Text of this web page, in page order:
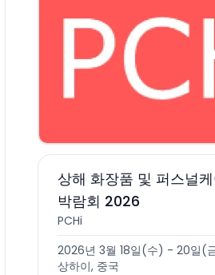
상해 화장품 및 퍼스널
박람회 2026
PCHi
2026년 3월 18일(수) - 20일(
상하이, 중국